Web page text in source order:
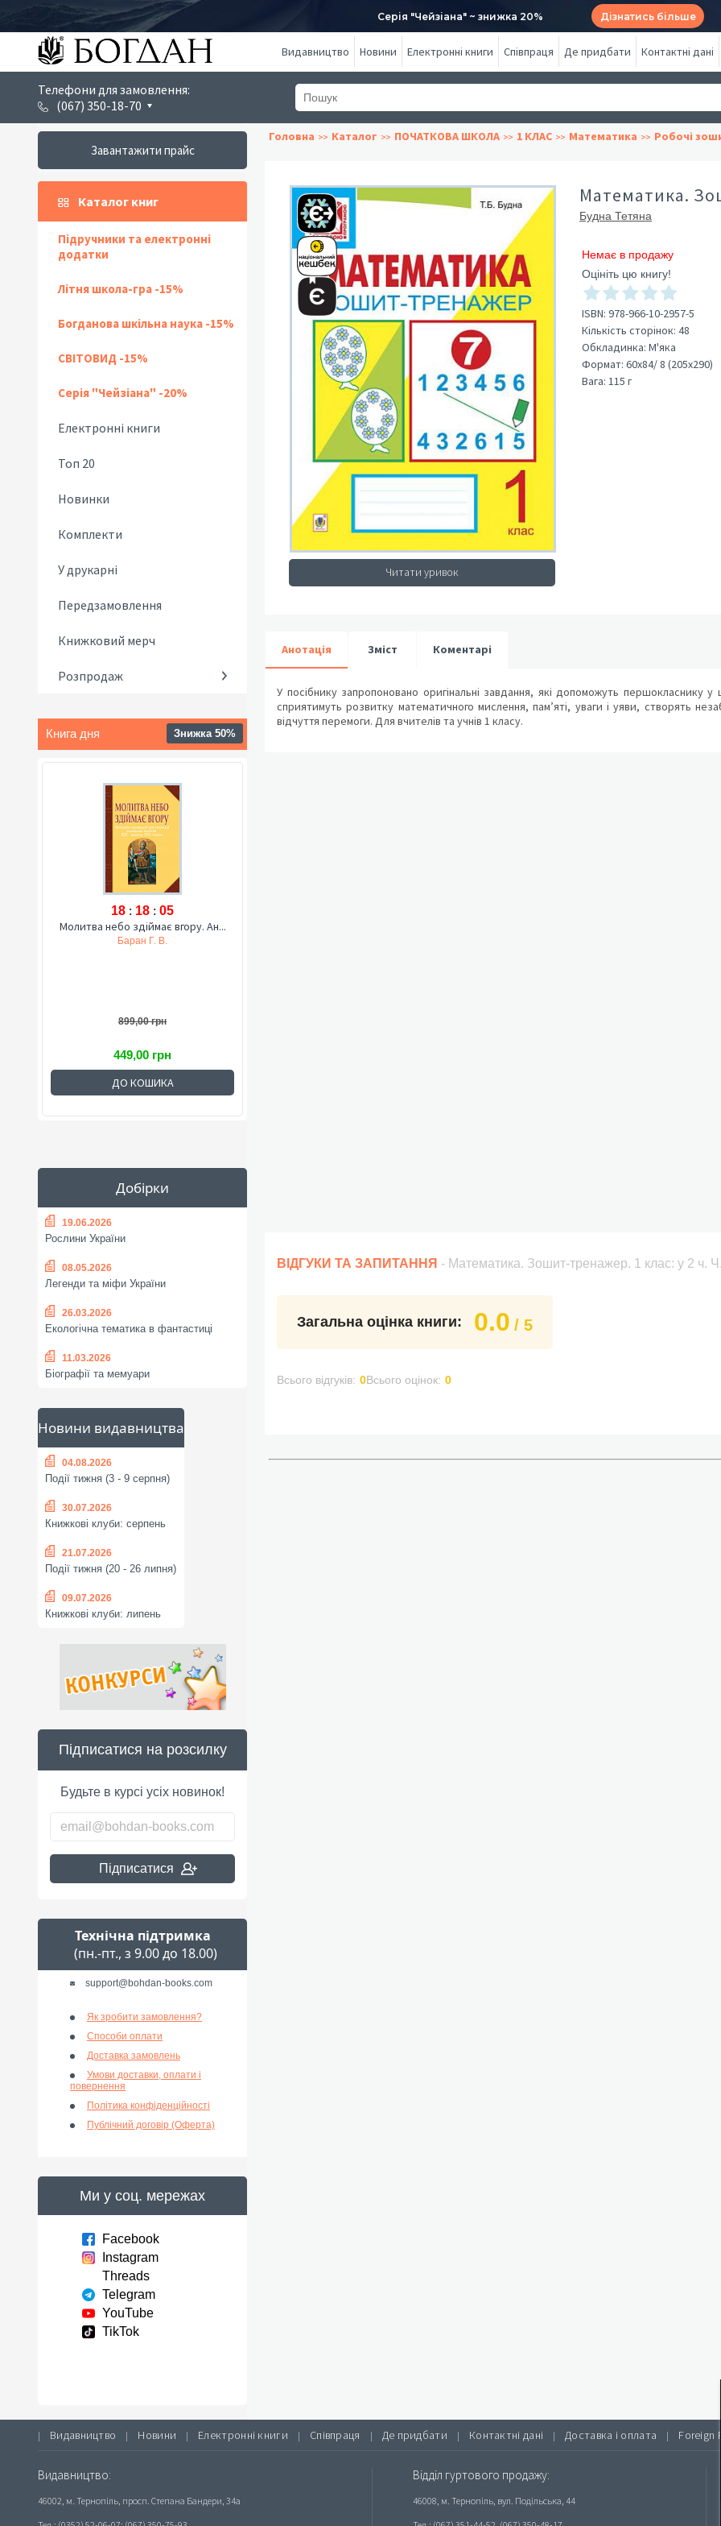
Серія "Чейзіана" ~ знижка 20% Дізнатись більше
Видавництво Новини Електронні книги Співпраця Де придбати Контактні дані
Телефони для замовлення:
(067) 350-18-70
Завантажити прайс
Каталог книг
Підручники та електронні
додатки
Літня школа-гра -15%
Богданова шкільна наука -15%
СВІТОВИД -15%
Серія "Чейзіана" -20%
Електронні книги
Топ 20
Новинки
Комплекти
У друкарні
Передзамовлення
Книжковий мерч
Розпродаж
Книга дня Знижка 50%
18 : 18 : 04
Молитва небо здіймає вгору. Ан...
Баран Г. В.
899,00 грн
449,00 грн
ДО КОШИКА
Добірки
19.06.2026
Рослини України
08.05.2026
Легенди та міфи України
26.03.2026
Екологічна тематика в фантастиці
11.03.2026
Біографії та мемуари
Новини видавництва
04.08.2026
Події тижня (3 - 9 серпня)
30.07.2026
Книжкові клуби: серпень
21.07.2026
Події тижня (20 - 26 липня)
09.07.2026
Книжкові клуби: липень
Підписатися на розсилку
Будьте в курсі усіх новинок!
Підписатися
Технічна підтримка
(пн.-пт., з 9.00 до 18.00)
support@bohdan-books.com
Як зробити замовлення?
Способи оплати
Доставка замовлень
Умови доставки, оплати і
повернення
Політика конфіденційності
Публічний договір (Оферта)
Ми у соц. мережах
Facebook
Instagram
Threads
Telegram
YouTube
TikTok
Головна Каталог ПОЧАТКОВА ШКОЛА 1 КЛАС Математика Робочі
Читати уривок
Математика.
Будна Тетяна
Немає в продажу
Оцініть цю книгу!
ISBN: 978-966-10-2957-5
Кількість сторінок: 48
Обкладинка: М'яка
Формат: 60х84/ 8 (205х290)
Вага: 115 г
Анотація Зміст Коментарі
У посібнику запропоновано оригінальні завдання, які допоможуть першокласнику
сприятимуть розвитку математичного мислення, пам’яті, уваги і уяви, створять
відчуття перемоги. Для вчителів та учнів 1 класу.
ВІДГУКИ ТА ЗАПИТАННЯ - Математика. Зошит-тренажер. 1 клас: у 2 ч.
Загальна оцінка книги: 0.0 / 5
Всього відгуків: 0Всього оцінок: 0
| Видавництво | Новини | Електронні книги | Співпраця | Де придбати | Контактні дані | Доставка і оплата | Foreign
Видавництво:
46002, м. Тернопіль, просп. Степана Бандери, 34а
Відділ гуртового продажу:
46008, м. Тернопіль, вул. Подільська, 44